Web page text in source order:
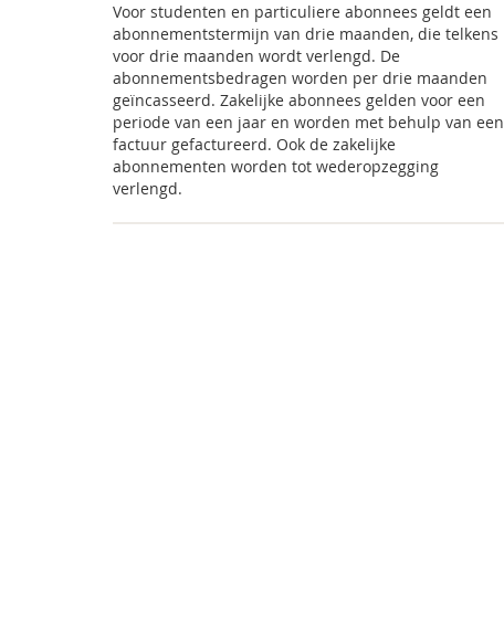
Voor studenten en particuliere abonnees geldt een
abonnementstermijn van drie maanden, die telkens
voor drie maanden wordt verlengd. De
abonnementsbedragen worden per drie maanden
geïncasseerd. Zakelijke abonnees gelden voor een
periode van een jaar en worden met behulp van een
factuur gefactureerd. Ook de zakelijke
abonnementen worden tot wederopzegging
verlengd.